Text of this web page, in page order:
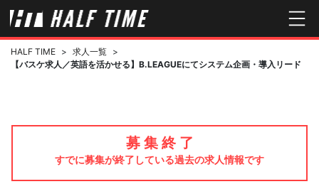
HALF TIME > 求人一覧 >
【バスケ求人／英語を活かせる】B.LEAGUEにてシステム企画・導入リード
募 集 終 了
すでに募集が終了している過去の求人情報です